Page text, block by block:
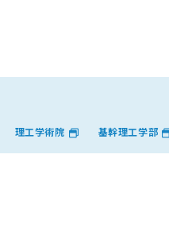
理工学術院 基幹理工学部